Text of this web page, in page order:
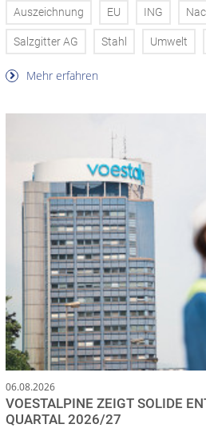
Auszeichnung EU ING
Salzgitter AG Stahl Umwelt
Mehr erfahren
06.08.2026
VOESTALPINE ZEIGT SOLIDE
QUARTAL 2026/27